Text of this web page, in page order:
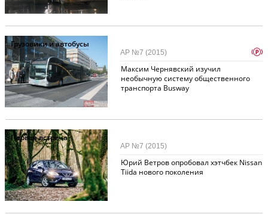
Грузовики и автобусы
Максим Чернявский изучил
необычную систему общественного
транспорта Busway
АР №7 (2015) p
Первая встреча
Юрий Ветров опробовал хэтчбек Nissan
Tiida нового поколения
АР №7 (2015)